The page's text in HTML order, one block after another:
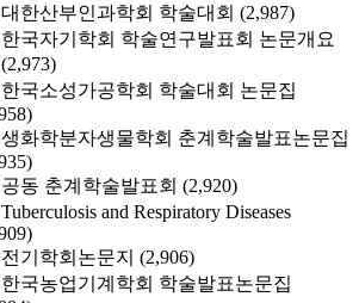
대한산부인과학회 학술대회 (2,987)
한국자기학회 학술연구발표회 논문개요
(2,973)
한국소성가공학회 학술대회 논문집
생화학분자생물학회 춘계학술발표논문집
공동 춘계학술발표회 (2,920)
Tuberculosis and Respiratory Diseases
전기학회논문지 (2,906)
한국농업기계학회 학술발표논문집